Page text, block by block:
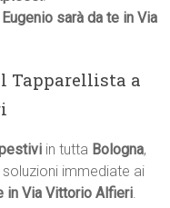
sarà da te in Via
Tapparellista a
in tutta Bologna,
immediate ai
in Via Vittorio Alfieri.